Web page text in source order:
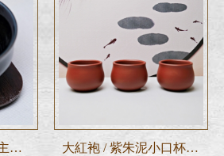
樹葉天目釉建盞杯 主人杯 品茗杯 大紅袍 / 紫朱泥小口杯─50ml